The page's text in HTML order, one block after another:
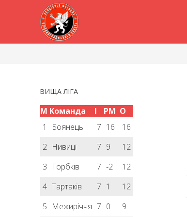
ВИЩА ЛІГА
М Команда І РМ О
1
Боянець 7 16
16
2 Нивиці 7 9
12
3 Горбків 7 -2
12
4 Тартаків 7 1
12
5 Межиріччя 7 0
9